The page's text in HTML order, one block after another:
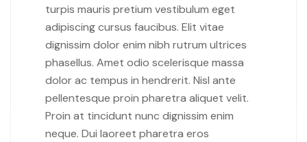
turpis mauris pretium vestibulum eget
adipiscing cursus faucibus. Elit vitae
dignissim dolor enim nibh rutrum ultrices
phasellus. Amet odio scelerisque massa
dolor ac tempus in hendrerit. Nisl ante
pellentesque proin pharetra aliquet velit.
Proin at tincidunt nunc dignissim enim
neque. Dui laoreet pharetra eros